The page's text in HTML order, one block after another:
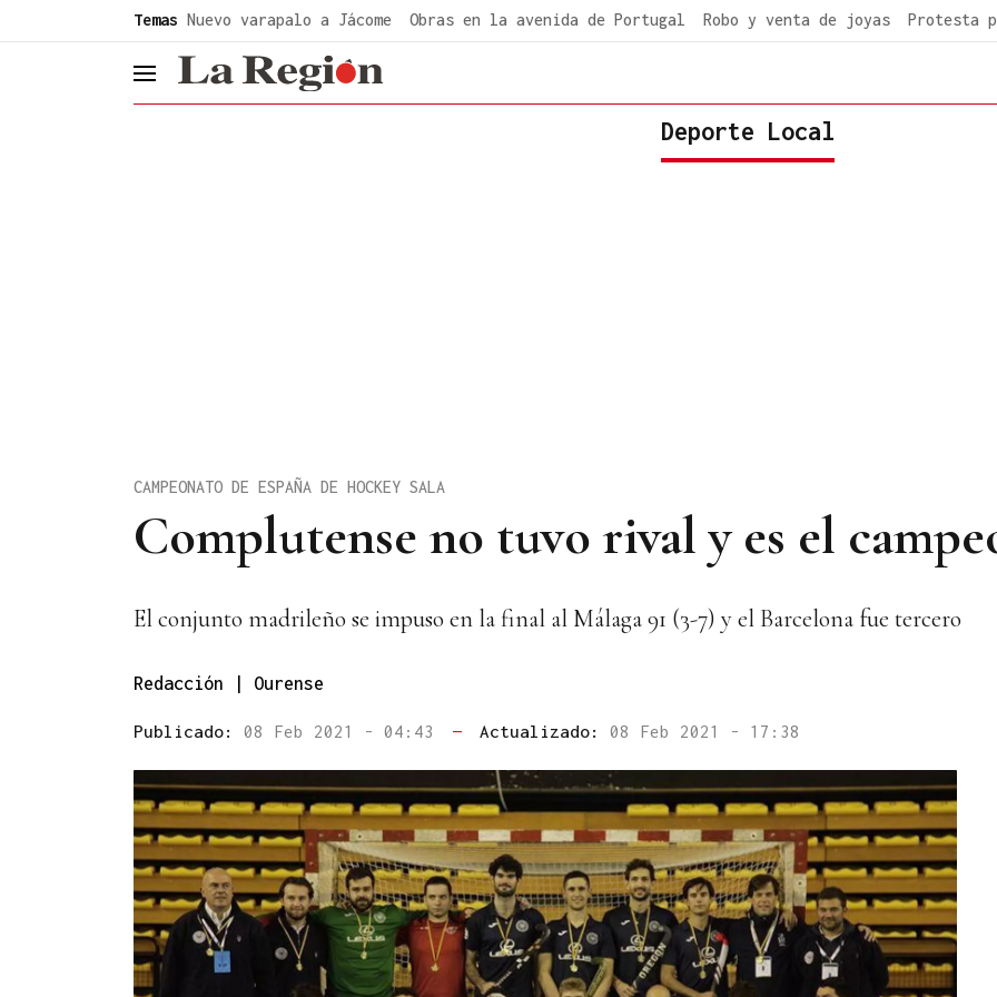
Temas Nuevo varapalo a Jácome Obras en la avenida de Portugal Robo y venta de joyas Protesta
header.menu.open
Deporte Local
Complutense no tuvo rival y es el
CAMPEONATO DE ESPAÑA DE HOCKEY SALA
El conjunto madrileño se impuso en la final al Málaga 91 (3-7) y el Barcelona fue tercero
Redacción | Ourense
Publicado: 08 Feb 2021 - 04:43 — Actualizado: 08 Feb 2021 - 17:38